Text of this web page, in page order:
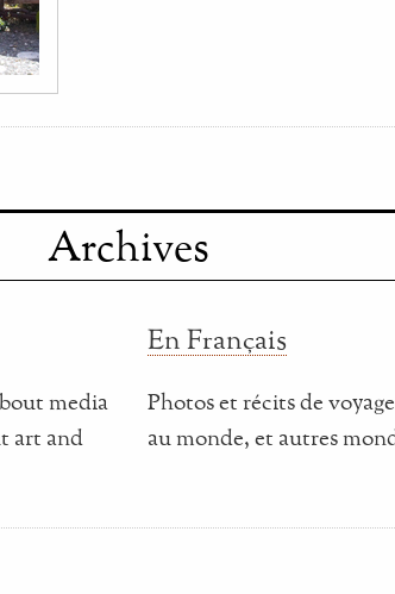
Archives
media
art and
En Français
Photos et récits de
au monde, et autres